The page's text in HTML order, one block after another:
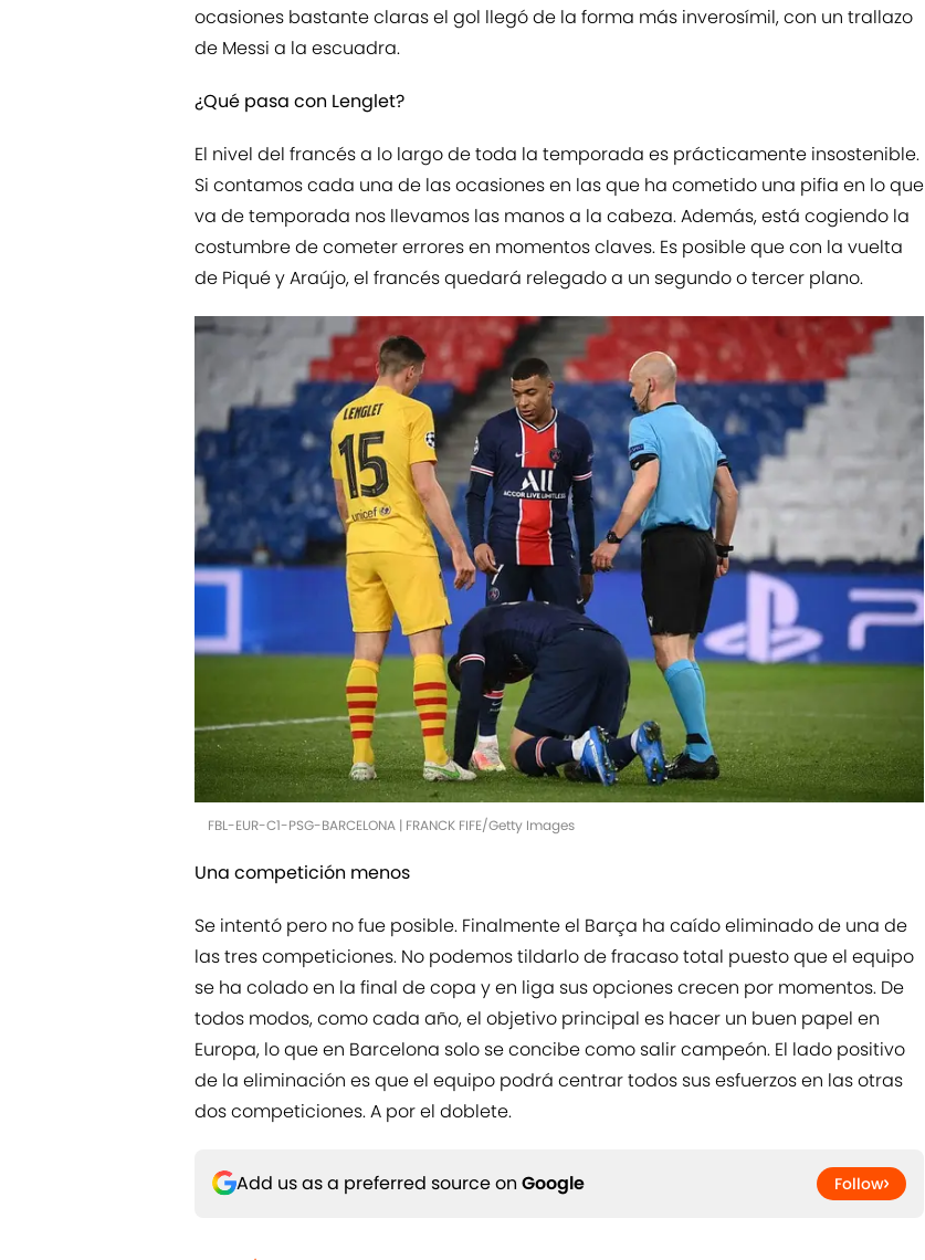
ocasiones bastante claras el gol llegó de la forma más inverosímil, con un trallazo
de Messi a la escuadra.
¿Qué pasa con Lenglet?
El nivel del francés a lo largo de toda la temporada es prácticamente insostenible.
Si contamos cada una de las ocasiones en las que ha cometido una pifia en lo que
va de temporada nos llevamos las manos a la cabeza. Además, está cogiendo la
costumbre de cometer errores en momentos claves. Es posible que con la vuelta
de Piqué y Araújo, el francés quedará relegado a un segundo o tercer plano.
FBL-EUR-C1-PSG-BARCELONA | FRANCK FIFE/Getty Images
Una competición menos
Se intentó pero no fue posible. Finalmente el Barça ha caído eliminado de una de
las tres competiciones. No podemos tildarlo de fracaso total puesto que el equipo
se ha colado en la final de copa y en liga sus opciones crecen por momentos. De
todos modos, como cada año, el objetivo principal es hacer un buen papel en
Europa, lo que en Barcelona solo se concibe como salir campeón. El lado positivo
de la eliminación es que el equipo podrá centrar todos sus esfuerzos en las otras
dos competiciones. A por el doblete.
Add us as a preferred source on Google Follow